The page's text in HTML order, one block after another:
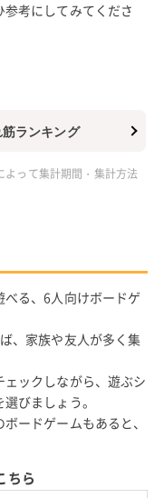
考にしてみてくださ
ランキング
って集計期間・集計方法
る、6人向けボードゲ
、家族や友人が多く集
ックしながら、遊ぶシ
びましょう。
ードゲームもあると、
ちら